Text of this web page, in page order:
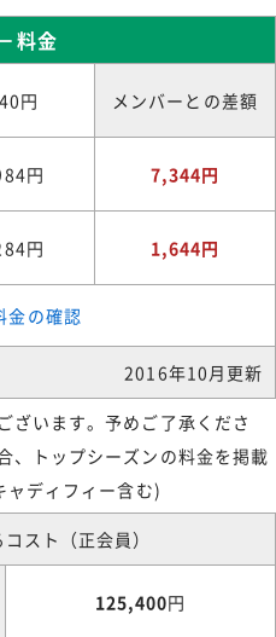
料金
円 メンバーとの差額
円 7,344円
円 1,644円
金の確認
2016年10月更新
ざいます。予めご了承くださ
、トップシーズンの料金を掲載
ャディフィー含む)
スト（正会員）
125,400円